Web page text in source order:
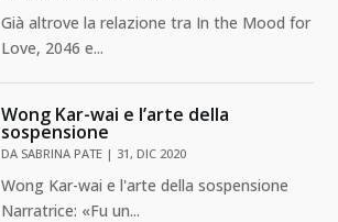
Già altrove la relazione tra In the Mood for
Love, 2046 e...
Wong Kar-wai e l’arte della
sospensione
DA SABRINA PATE | 31, DIC 2020
Wong Kar-wai e l'arte della sospensione
Narratrice: «Fu un...